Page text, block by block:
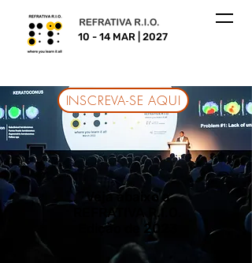
10 - 14 MAR | 2027
INSCREVA-SE AQUI
Veja abaixo a
REFRATIVA R.I.O.
Edição de 2023